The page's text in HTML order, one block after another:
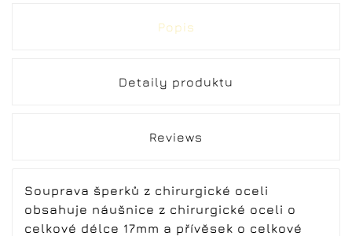
Popis
Detaily produktu
Reviews
Souprava šperků z chirurgické oceli
obsahuje náušnice z chirurgické oceli o
celkové délce 17mm a přívěsek o celkové